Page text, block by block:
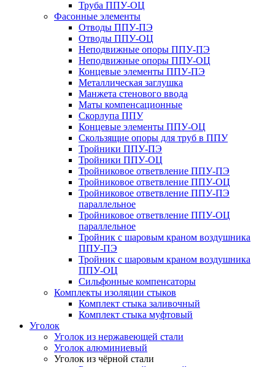
Труба ППУ-ОЦ
Фасонные элементы
Отводы ППУ-ПЭ
Отводы ППУ-ОЦ
Неподвижные опоры ППУ-ПЭ
Неподвижные опоры ППУ-ОЦ
Концевые элементы ППУ-ПЭ
Металлическая заглушка
Манжета стенового ввода
Маты компенсационные
Скорлупа ППУ
Концевые элементы ППУ-ОЦ
Скользящие опоры для труб в ППУ
Тройники ППУ-ПЭ
Тройники ППУ-ОЦ
Тройниковое ответвление ППУ-ПЭ
Тройниковое ответвление ППУ-ОЦ
Тройниковое ответвление ППУ-ПЭ
параллельное
Тройниковое ответвление ППУ-ОЦ
параллельное
Тройник с шаровым краном воздушника
ППУ-ПЭ
Тройник с шаровым краном воздушника
ППУ-ОЦ
Сильфонные компенсаторы
Комплекты изоляции стыков
Комплект стыка заливочный
Комплект стыка муфтовый
Уголок
Уголок из нержавеющей стали
Уголок алюминиевый
Уголок из чёрной стали